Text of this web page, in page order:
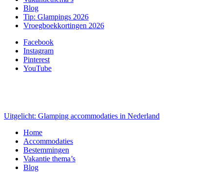
Blog
Tip: Glampings 2026
Vroegboekkortingen 2026
Facebook
Instagram
Pinterest
YouTube
Uitgelicht: Glamping accommodaties in Nederland
Home
Accommodaties
Bestemmingen
Vakantie thema’s
Blog